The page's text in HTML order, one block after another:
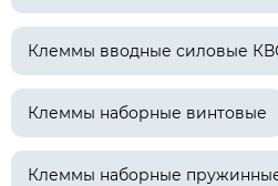
Клеммы вводные силовые
Клеммы наборные винтовые
Клеммы наборные